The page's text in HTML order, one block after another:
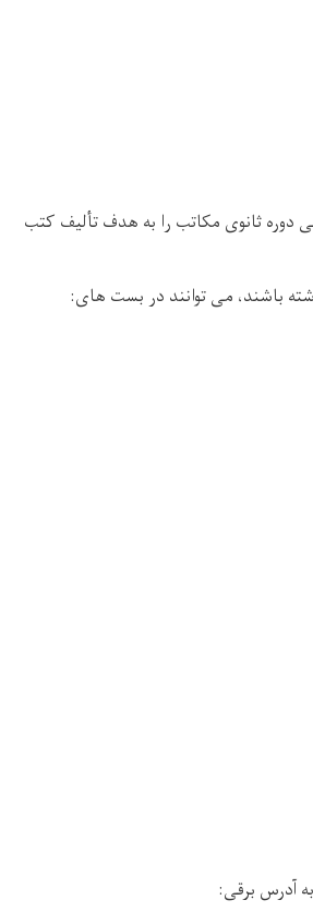
نصاب تعلیمی دوره ثانوی مکاتب را به هدف تألیف کتب
باشند، می توانند در بست های:
آدرس برقی: